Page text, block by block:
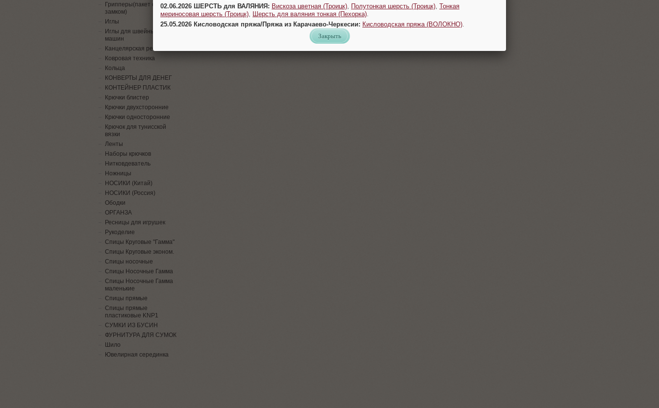
Грипперы(пакет с
замком)
Иглы
Иглы для швейных
машин
Канцелярская резинка
Ковровая техника
Кольца
КОНВЕРТЫ ДЛЯ ДЕНЕГ
КОНТЕЙНЕР ПЛАСТИК
Крючки блистер
Крючки двухсторонние
Крючки односторонние
Крючок для тунисской
вязки
Ленты
Наборы крючков
Нитковдеватель
Ножницы
НОСИКИ (Китай)
НОСИКИ (Россия)
Ободки
ОРГАНЗА
Ресницы для игрушек
Рукоделие
Спицы Круговые "Гамма"
Спицы Круговые эконом.
Спицы носочные
Спицы Носочные Гамма
Спицы Носочные Гамма
маленькие
Спицы прямые
Спицы прямые
пластиковые KNP1
СУМКИ ИЗ БУСИН
ФУРНИТУРА ДЛЯ СУМОК
Шило
Ювелирная серединка
02.06.2026 ШЕРСТЬ для ВАЛЯНИЯ: Вискоза цветная (Троицк) Полутонкая шерсть (Троицк) Тонкая
мериносовая шерсть (Троицк)
Шерсть для валяния тонкая (Пехорка)
25.05.2026 Кисловодская пряжа/Пряжа из Карачаево-Черкесии: Кисловодская пряжа (ВОЛОКНО)
Закрыть